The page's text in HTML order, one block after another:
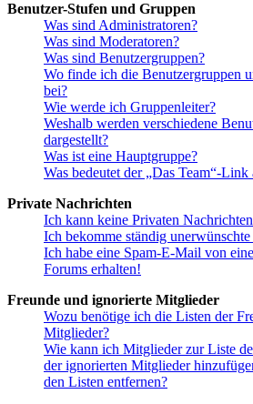
Benutzer-Stufen und Gruppen
Was sind Administratoren?
Was sind Moderatoren?
Was sind Benutzergruppen?
Wo finde ich die Benutzergruppen
bei?
Wie werde ich Gruppenleiter?
Weshalb werden verschiedene
dargestellt?
Was ist eine Hauptgruppe?
Was bedeutet der „Das Team“-Link
Private Nachrichten
Ich kann keine Privaten
Ich bekomme ständig
Ich habe eine Spam-E-Mail von
Forums erhalten!
Freunde und ignorierte Mitglieder
Wozu benötige ich die Listen der
Mitglieder?
Wie kann ich Mitglieder zur Liste
der ignorierten Mitglieder
den Listen entfernen?